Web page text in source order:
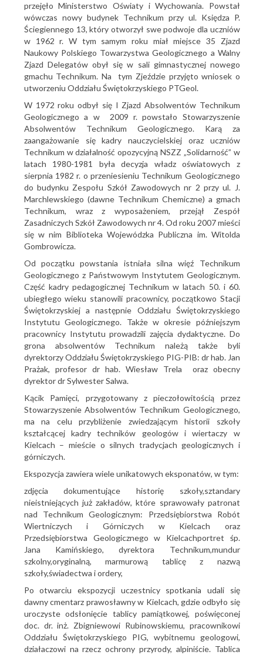
przejęło Ministerstwo Oświaty i Wychowania. Powstał
wówczas nowy budynek Technikum przy ul. Księdza P.
Ściegiennego 13, który otworzył swe podwoje dla uczniów
w 1962 r. W tym samym roku miał miejsce 35 Zjazd
Naukowy Polskiego Towarzystwa Geologicznego a Walny
Zjazd Delegatów obył się w sali gimnastycznej nowego
gmachu Technikum. Na tym Zjeździe przyjęto wniosek o
utworzeniu Oddziału Świętokrzyskiego PTGeol.
W 1972 roku odbył się I Zjazd Absolwentów Technikum
Geologicznego a w 2009 r. powstało Stowarzyszenie
Absolwentów Technikum Geologicznego. Karą za
zaangażowanie się kadry nauczycielskiej oraz uczniów
Technikum w działalność opozycyjną NSZZ „Solidarność” w
latach 1980-1981 była decyzja władz oświatowych z
sierpnia 1982 r. o przeniesieniu Technikum Geologicznego
do budynku Zespołu Szkół Zawodowych nr 2 przy ul. J.
Marchlewskiego (dawne Technikum Chemiczne) a gmach
Technikum, wraz z wyposażeniem, przejął Zespół
Zasadniczych Szkół Zawodowych nr 4. Od roku 2007 mieści
się w nim Biblioteka Wojewódzka Publiczna im. Witolda
Gombrowicza.
Od początku powstania istniała silna więź Technikum
Geologicznego z Państwowym Instytutem Geologicznym.
Część kadry pedagogicznej Technikum w latach 50. i 60.
ubiegłego wieku stanowili pracownicy, początkowo Stacji
Świętokrzyskiej a następnie Oddziału Świętokrzyskiego
Instytutu Geologicznego. Także w okresie późniejszym
pracownicy Instytutu prowadzili zajęcia dydaktyczne. Do
grona absolwentów Technikum należą także byli
dyrektorzy Oddziału Świętokrzyskiego PIG-PIB: dr hab. Jan
Prażak, profesor dr hab. Wiesław Trela oraz obecny
dyrektor dr Sylwester Salwa.
Kącik Pamięci, przygotowany z pieczołowitością przez
Stowarzyszenie Absolwentów Technikum Geologicznego,
ma na celu przybliżenie zwiedzającym historii szkoły
kształcącej kadry techników geologów i wiertaczy w
Kielcach – mieście o silnych tradycjach geologicznych i
górniczych.
Ekspozycja zawiera wiele unikatowych eksponatów, w tym:
zdjęcia dokumentujące historię szkoły,sztandary
nieistniejących już zakładów, które sprawowały patronat
nad Technikum Geologicznym: Przedsiębiorstwa Robót
Wiertniczych i Górniczych w Kielcach oraz
Przedsiębiorstwa Geologicznego w Kielcachportret śp.
Jana Kamińskiego, dyrektora Technikum,mundur
szkolny,oryginalną, marmurową tablicę z nazwą
szkoły,świadectwa i ordery,
Po otwarciu ekspozycji uczestnicy spotkania udali się
dawny cmentarz prawosławny w Kielcach, gdzie odbyło się
uroczyste odsłonięcie tablicy pamiątkowej, poświęconej
doc. dr. inż. Zbigniewowi Rubinowskiemu, pracownikowi
Oddziału Świętokrzyskiego PIG, wybitnemu geologowi,
działaczowi na rzecz ochrony przyrody, alpiniście. Tablica